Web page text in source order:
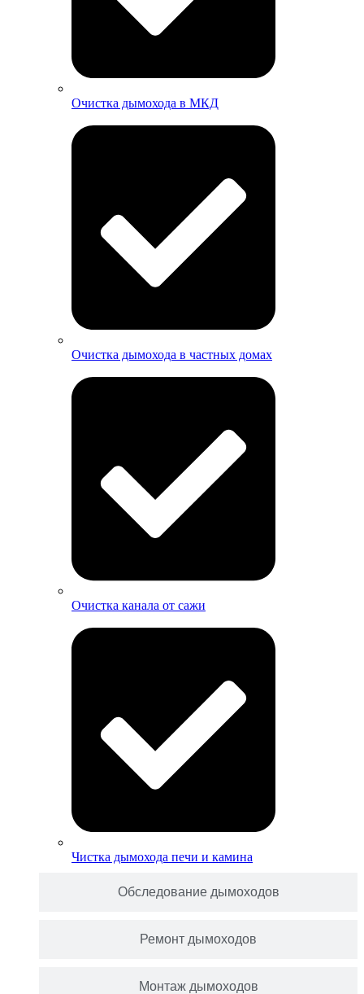
Обследование дымоходов
Ремонт дымоходов
Монтаж дымоходов
Очистка дымохода в МКД
Очистка дымохода в частных домах
Очистка канала от сажи
Чистка дымохода печи и камина